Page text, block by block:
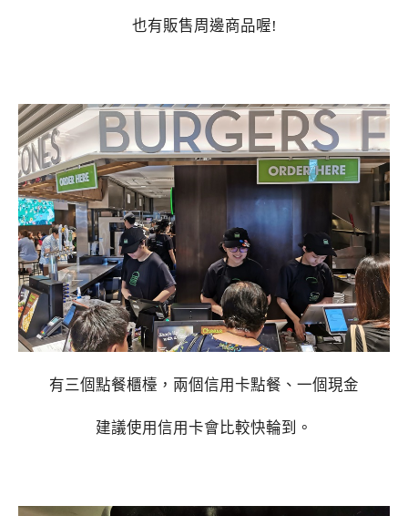
也有販售周邊商品喔!
有三個點餐櫃檯，兩個信用卡點餐、一個現金
建議使用信用卡會比較快輪到。